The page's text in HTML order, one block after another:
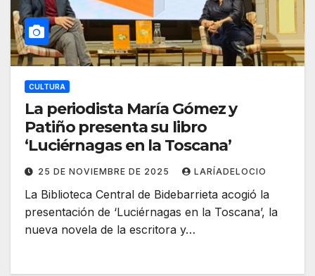
CULTURA
La periodista María Gómez y
Patiño presenta su libro
‘Luciérnagas en la Toscana’
25 DE NOVIEMBRE DE 2025 LARÍADELOCIO
La Biblioteca Central de Bidebarrieta acogió la
presentación de ‘Luciérnagas en la Toscana’, la
nueva novela de la escritora y…